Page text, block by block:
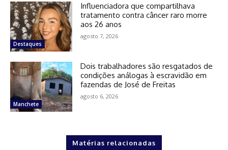
Destaques
Influenciadora que compartilhava
tratamento contra câncer raro morre
aos 26 anos
agosto 7, 2026
Manchete
Dois trabalhadores são resgatados de
condições análogas à escravidão em
fazendas de José de Freitas
agosto 6, 2026
Matérias relacionadas